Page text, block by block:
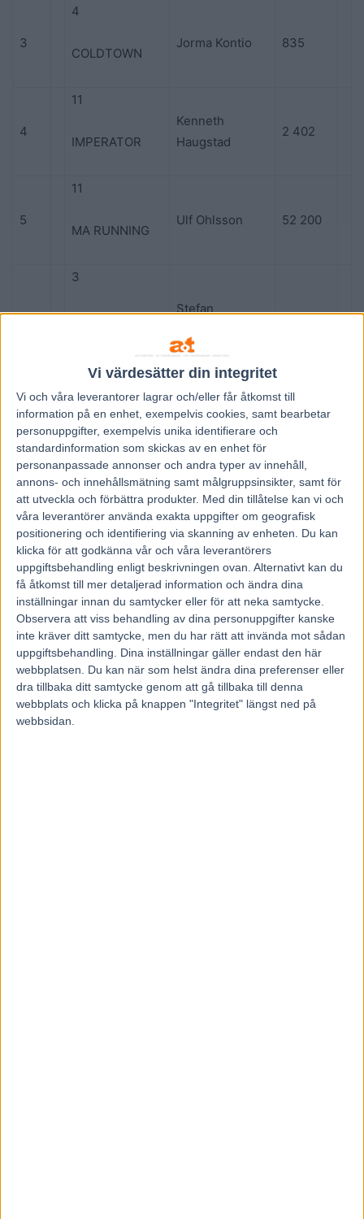
Vi värdesätter din integritet
Vi och våra leverantorer lagrar och/eller får åtkomst till
information på en enhet, exempelvis cookies, samt bearbetar
personuppgifter, exempelvis unika identifierare och
standardinformation som skickas av en enhet för
personanpassade annonser och andra typer av innehåll,
annons- och innehållsmätning samt målgruppsinsikter, samt för
att utveckla och förbättra produkter. Med din tillåtelse kan vi och
våra leverantörer använda exakta uppgifter om geografisk
positionering och identifiering via skanning av enheten. Du kan
klicka för att godkänna vår och våra leverantörers
uppgiftsbehandling enligt beskrivningen ovan. Alternativt kan du
få åtkomst till mer detaljerad information och ändra dina
inställningar innan du samtycker eller för att neka samtycke.
Observera att viss behandling av dina personuppgifter kanske
inte kräver ditt samtycke, men du har rätt att invända mot sådan
uppgiftsbehandling. Dina inställningar gäller endast den här
webbplatsen. Du kan när som helst ändra dina preferenser eller
dra tillbaka ditt samtycke genom att gå tillbaka till denna
webbplats och klicka på knappen "Integritet" längst ned på
webbsidan.
3
4
COLDTOWN
Jorma Kontio 835
4
11
IMPERATOR
Kenneth
Haugstad
2 402
5
11
MA RUNNING
Ulf Ohlsson 52 200
6
3
DONATELLO
Stefan
182 612
7
SPRINGOVER
Joakim Lövgren 542 935
UTDELNING7 RÄTT542 935 kr
UTDELNING6 RÄTT2 046 kr
UTDELNING5 RÄTT152 kr
OMSÄTTNING
V75: 79 418 098 KR
SYSTEM : 1 132 302 ST
V75 BOOST
7 RÄTT + BOOST: 5 429 350 KR